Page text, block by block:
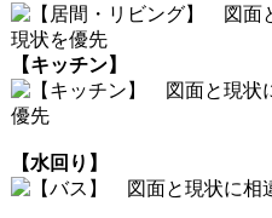
【キッチン】
【水回り】